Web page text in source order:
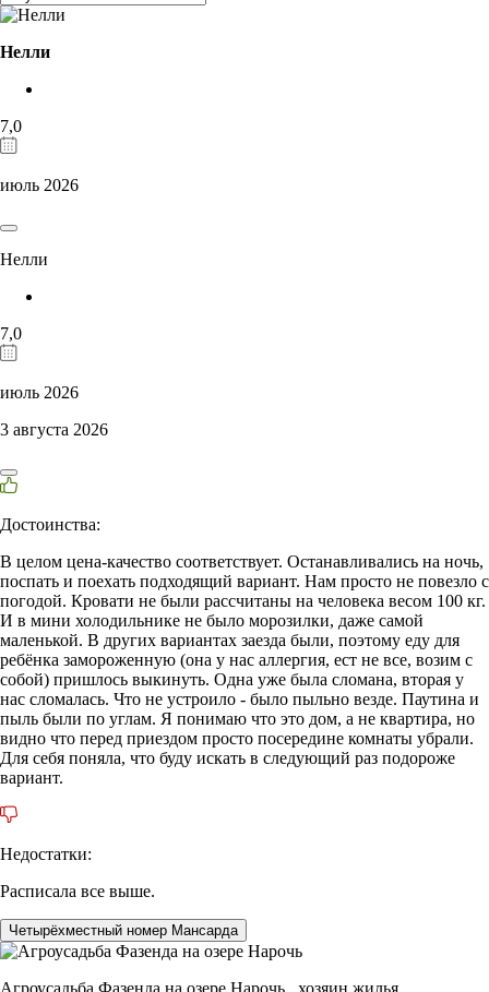
Нелли
7,0
июль 2026
Нелли
7,0
июль 2026
3 августа 2026
Достоинства:
В целом цена-качество соответствует. Останавливались на ночь,
поспать и поехать подходящий вариант. Нам просто не повезло с
погодой. Кровати не были рассчитаны на человека весом 100 кг.
И в мини холодильнике не было морозилки, даже самой
маленькой. В других вариантах заезда были, поэтому еду для
ребёнка замороженную (она у нас аллергия, ест не все, возим с
собой) пришлось выкинуть. Одна уже была сломана, вторая у
нас сломалась. Что не устроило - было пыльно везде. Паутина и
пыль были по углам. Я понимаю что это дом, а не квартира, но
видно что перед приездом просто посередине комнаты убрали.
Для себя поняла, что буду искать в следующий раз подороже
вариант.
Недостатки:
Расписала все выше.
Четырёхместный номер Мансарда
Агроусадьба Фазенда на озере Нарочь , хозяин жилья